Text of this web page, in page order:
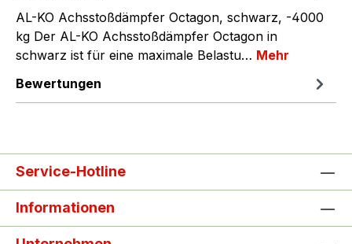
AL-KO Achsstoßdämpfer Octagon, schwarz, -4000
kg Der AL-KO Achsstoßdämpfer Octagon in
schwarz ist für eine maximale Belastu… Mehr
Bewertungen
Service-Hotline
Informationen